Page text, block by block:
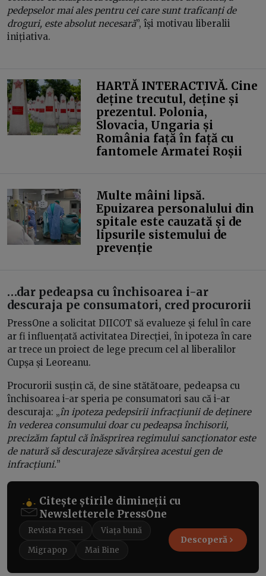
pedepselor mai ales pentru cei care sunt traficanți de
droguri, este absolut necesară”, își motivau liberalii
inițiativa.
HARTĂ INTERACTIVĂ. Cine
deține trecutul, deține și
prezentul. Polonia,
Slovacia, Ungaria și
România față în față cu
fantomele Armatei Roșii
Multe mâini lipsă.
Epuizarea personalului din
spitale este cauzată și de
lipsurile sistemului de
prevenție
…dar pedeapsa cu închisoarea i-ar
descuraja pe consumatori, cred procurorii
PressOne a solicitat DIICOT să evalueze și felul în care
ar fi influențată activitatea Direcției, în ipoteza în care
ar trece un proiect de lege precum cel al liberalilor
Cupșa și Leoreanu.
Procurorii susțin că, de sine stătătoare, pedeapsa cu
închisoarea i-ar speria pe consumatori sau că i-ar
descuraja: „în ipoteza pedepsirii infracțiunii de deținere
în vederea consumului doar cu pedeapsa închisorii,
precizăm faptul că înăsprirea regimului sancționator este
de natură să descurajeze săvârșirea acestui gen de
infracțiuni.”
Citește știrile dimineții cu
Newsletterele PressOne
Revista Presei
Viața bună
Migrapop
Mai Bine
Descoperă